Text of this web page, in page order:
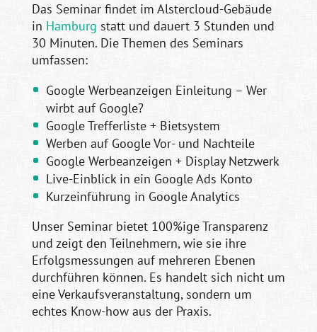
Das Seminar findet im Alstercloud-Gebäude
in Hamburg statt und dauert 3 Stunden und
30 Minuten. Die Themen des Seminars
umfassen:
Google Werbeanzeigen Einleitung – Wer
wirbt auf Google?
Google Trefferliste + Bietsystem
Werben auf Google Vor- und Nachteile
Google Werbeanzeigen + Display Netzwerk
Live-Einblick in ein Google Ads Konto
Kurzeinführung in Google Analytics
Unser Seminar bietet 100%ige Transparenz
und zeigt den Teilnehmern, wie sie ihre
Erfolgsmessungen auf mehreren Ebenen
durchführen können. Es handelt sich nicht um
eine Verkaufsveranstaltung, sondern um
echtes Know-how aus der Praxis.